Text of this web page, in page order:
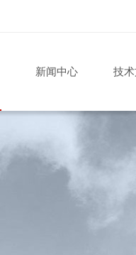
新闻中心 技